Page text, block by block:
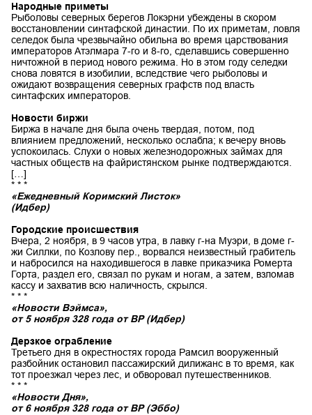
Народные приметы
Рыболовы северных берегов Локэрни убеждены в скором
восстановлении синтафской династии. По их приметам, ловля
селедок была чрезвычайно обильна во время царствования
императоров Атэлмара 7-го и 8-го, сделавшись совершенно
ничтожной в период нового режима. Но в этом году селедки
снова ловятся в изобилии, вследствие чего рыболовы и
ожидают возвращения северных графств под власть
синтафских императоров.
Новости биржи
Биржа в начале дня была очень твердая, потом, под
влиянием предложений, несколько ослабла; к вечеру вновь
успокоилась. Слухи о новых железнодорожных займах для
частных обществ на файристянском рынке подтверждаются.
[…]
* * *
«Ежедневный Коримский Листок»
(Идбер)
Городские происшествия
Вчера, 2 ноября, в 9 часов утра, в лавку г-на Муэри, в доме г-
жи Силлки, по Козлову пер., ворвался неизвестный грабитель
и набросился на находившегося в лавке приказчика Ромерта
Горта, раздел его, связал по рукам и ногам, а затем, взломав
кассу и захватив всю наличность, скрылся.
* * *
«Новости Вэймса»,
от 5 ноября 328 года от ВР (Идбер)
Дерзкое ограбление
Третьего дня в окрестностях города Рамсил вооруженный
разбойник остановил пассажирский дилижанс в то время, как
тот проезжал через лес, и обворовал путешественников.
* * *
«Новости Дня»,
от 6 ноября 328 года от ВР (Эббо)